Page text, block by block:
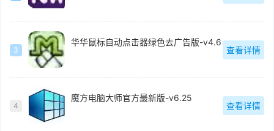
3
华华鼠标自动点击器绿色去广告版-v4.6
查看详情
4
魔方电脑大师官方最新版-v6.25
查看详情